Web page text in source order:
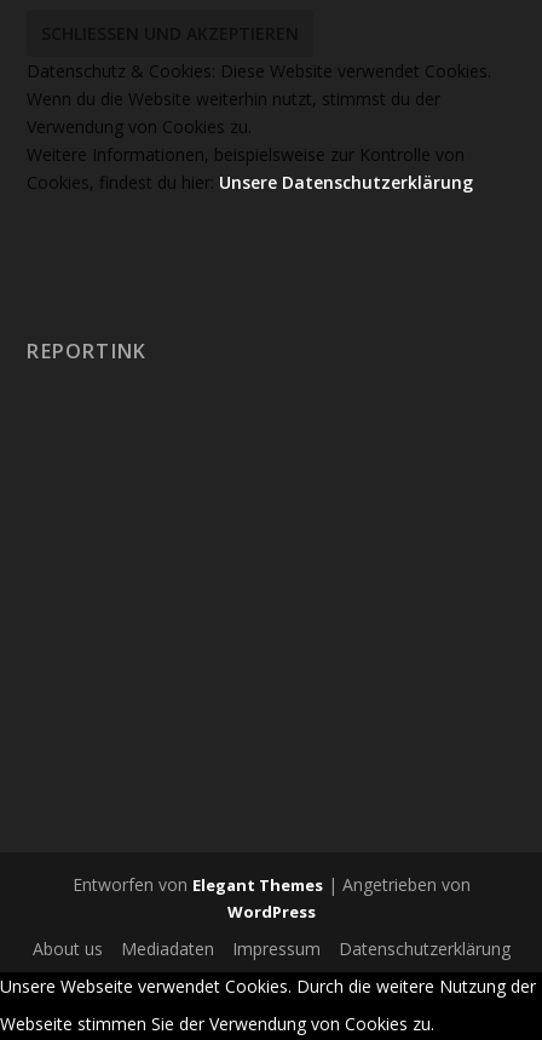
Datenschutz & Cookies: Diese Website verwendet Cookies.
Wenn du die Website weiterhin nutzt, stimmst du der
Verwendung von Cookies zu.
Weitere Informationen, beispielsweise zur Kontrolle von
Cookies, findest du hier: Unsere Datenschutzerklärung
REPORTINK
Entworfen von Elegant Themes| Angetrieben von
WordPress
About us Mediadaten Impressum
Datenschutzerklärung
Unsere Webseite verwendet Cookies. Durch die weitere Nutzung der
Webseite stimmen Sie der Verwendung von Cookies zu.